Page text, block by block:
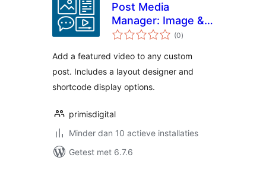
Post Media
Manager: Image &
Video
(0totaal
waarderingen
)
Add a featured video to any custom
post. Includes a layout designer and
shortcode display options.
primisdigital
Minder dan 10 actieve installaties
Getest met 6.7.6